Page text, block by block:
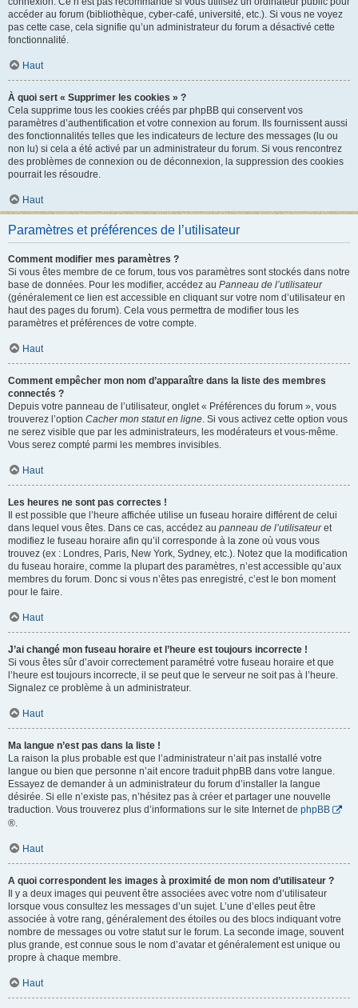
accéder au forum (bibliothèque, cyber-café, université, etc.). Si vous ne voyez
pas cette case, cela signifie qu’un administrateur du forum a désactivé cette
fonctionnalité.
Haut
À quoi sert « Supprimer les cookies » ?
Cela supprime tous les cookies créés par phpBB qui conservent vos
paramètres d’authentification et votre connexion au forum. Ils fournissent aussi
des fonctionnalités telles que les indicateurs de lecture des messages (lu ou
non lu) si cela a été activé par un administrateur du forum. Si vous rencontrez
des problèmes de connexion ou de déconnexion, la suppression des cookies
pourrait les résoudre.
Haut
Paramètres et préférences de l’utilisateur
Comment modifier mes paramètres ?
Si vous êtes membre de ce forum, tous vos paramètres sont stockés dans notre
base de données. Pour les modifier, accédez au Panneau de l’utilisateur
(généralement ce lien est accessible en cliquant sur votre nom d’utilisateur en
haut des pages du forum). Cela vous permettra de modifier tous les
paramètres et préférences de votre compte.
Haut
Comment empêcher mon nom d’apparaître dans la liste des membres
connectés ?
Depuis votre panneau de l’utilisateur, onglet « Préférences du forum », vous
trouverez l’option Cacher mon statut en ligne. Si vous activez cette option vous
ne serez visible que par les administrateurs, les modérateurs et vous-même.
Vous serez compté parmi les membres invisibles.
Haut
Les heures ne sont pas correctes !
Il est possible que l’heure affichée utilise un fuseau horaire différent de celui
dans lequel vous êtes. Dans ce cas, accédez au panneau de l’utilisateuret
modifiez le fuseau horaire afin qu’il corresponde à la zone où vous vous
trouvez (ex : Londres, Paris, New York, Sydney, etc.). Notez que la modification
du fuseau horaire, comme la plupart des paramètres, n’est accessible qu’aux
membres du forum. Donc si vous n’êtes pas enregistré, c’est le bon moment
pour le faire.
Haut
J’ai changé mon fuseau horaire et l’heure est toujours incorrecte !
Si vous êtes sûr d’avoir correctement paramétré votre fuseau horaire et que
l’heure est toujours incorrecte, il se peut que le serveur ne soit pas à l’heure.
Signalez ce problème à un administrateur.
Haut
Ma langue n’est pas dans la liste !
La raison la plus probable est que l’administrateur n’ait pas installé votre
langue ou bien que personne n’ait encore traduit phpBB dans votre langue.
Essayez de demander à un administrateur du forum d’installer la langue
désirée. Si elle n’existe pas, n’hésitez pas à créer et partager une nouvelle
traduction. Vous trouverez plus d’informations sur le site Internet de phpBB
®.
Haut
A quoi correspondent les images à proximité de mon nom d’utilisateur ?
Il y a deux images qui peuvent être associées avec votre nom d’utilisateur
lorsque vous consultez les messages d’un sujet. L’une d’elles peut être
associée à votre rang, généralement des étoiles ou des blocs indiquant votre
nombre de messages ou votre statut sur le forum. La seconde image, souvent
plus grande, est connue sous le nom d’avatar et généralement est unique ou
propre à chaque membre.
Haut